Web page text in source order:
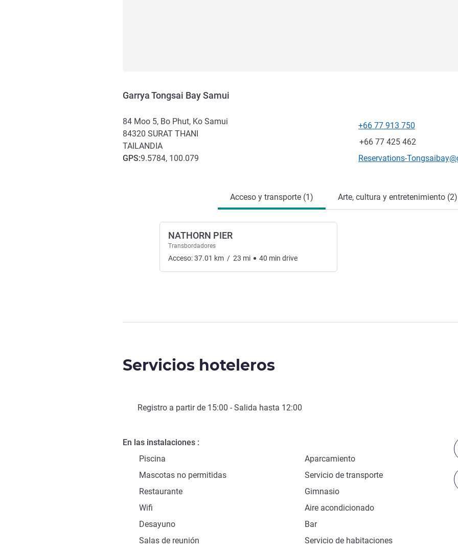
Garrya Tongsai Bay Samui
84 Moo 5, Bo Phut, Ko Samui
84320 SURAT THANI
TAILANDIA
GPS:9.5784, 100.079
Teléfono
+66 77 913 750
Fax
+66 77 425 462
Correo electrónico de
Reservations-
Acceso y transporte (1) Arte, cultura y entretenimiento (2)
NATHORN PIER
Transbordadores
Acceso:37.01 km / 23 mi 40 min drive
Servicios hoteleros
Registro a partir de 15:00 - Salida hasta 12:00
En las instalaciones
Piscina
Aparcamiento
Mascotas no permitidas
Servicio de transporte
Restaurante
Gimnasio
Wifi
Aire acondicionado
Desayuno
Bar
Salas de reunión
Servicio de habitaciones